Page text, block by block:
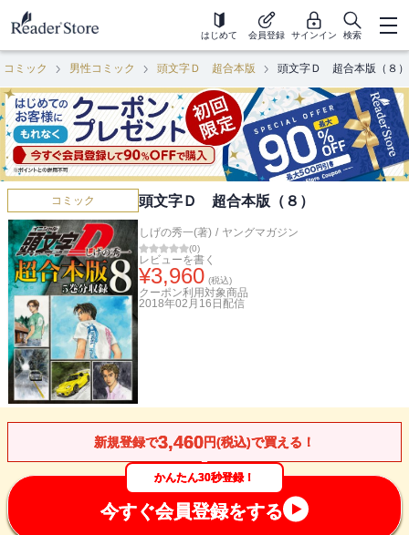
はじめて 会員登録 サインイン 検索
コミック 男性コミック 頭文字Ｄ 超合本版 頭文字Ｄ 超合本版（８）
コミック 頭文字Ｄ 超合本版（８）
しげの秀一(著) / ヤングマガジン
(0)
レビューを書く
¥3,960 (税込)
クーポン利用対象商品
2018年02月16日 配信
新規登録で3,460円(税込)で買える！
かんたん30秒登録！
今すぐ会員登録をする